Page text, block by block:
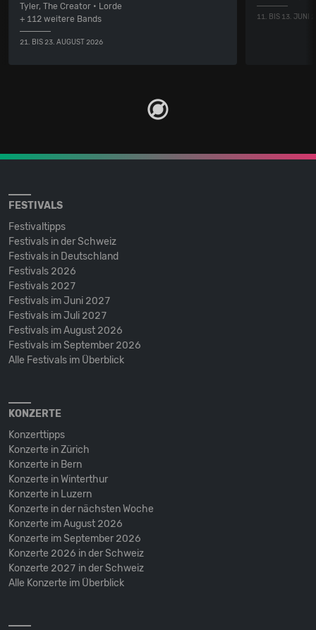
Tyler, The Creator • Lorde
+ 112 weitere Bands
21. BIS 23. AUGUST 2026
11. BIS 13. JUNI
FESTIVALS
Festivaltipps
Festivals in der Schweiz
Festivals in Deutschland
Festivals 2026
Festivals 2027
Festivals im Juni 2027
Festivals im Juli 2027
Festivals im August 2026
Festivals im September 2026
Alle Festivals im Überblick
KONZERTE
Konzerttipps
Konzerte in Zürich
Konzerte in Bern
Konzerte in Winterthur
Konzerte in Luzern
Konzerte in der nächsten Woche
Konzerte im August 2026
Konzerte im September 2026
Konzerte 2026 in der Schweiz
Konzerte 2027 in der Schweiz
Alle Konzerte im Überblick